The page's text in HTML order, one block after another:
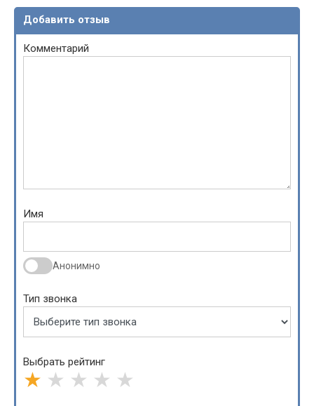
Добавить отзыв
Комментарий
Имя
Анонимно
Тип звонка
Выбрать рейтинг
★ ★ ★ ★ ★